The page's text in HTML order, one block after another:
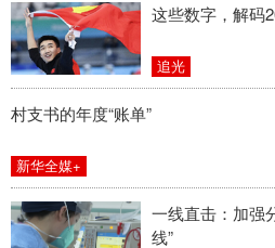
这些数字，解码
追光
村支书的年度“账单”
新华全媒+
一线直击：加强
线”